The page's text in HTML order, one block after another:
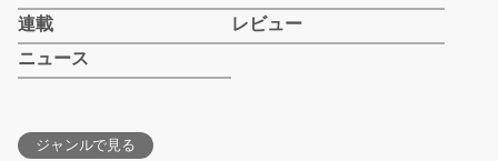
連載
レビュー
ニュース
ジャンルで見る